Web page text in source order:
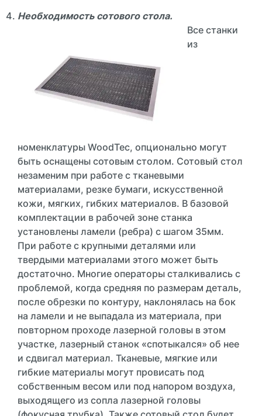
Необходимость сотового стола.
Все станки
из
номенклатуры WoodTec, опционально могут
быть оснащены сотовым столом. Сотовый стол
незаменим при работе с тканевыми
материалами, резке бумаги, искусственной
кожи, мягких, гибких материалов. В базовой
комплектации в рабочей зоне станка
установлены ламели (ребра) с шагом 35мм.
При работе с крупными деталями или
твердыми материалами этого может быть
достаточно. Многие операторы сталкивались с
проблемой, когда средняя по размерам деталь,
после обрезки по контуру, наклонялась на бок
на ламели и не выпадала из материала, при
повторном проходе лазерной головы в этом
участке, лазерный станок «спотыкался» об нее
и сдвигал материал. Тканевые, мягкие или
гибкие материалы могут провисать под
собственным весом или под напором воздуха,
выходящего из сопла лазерной головы